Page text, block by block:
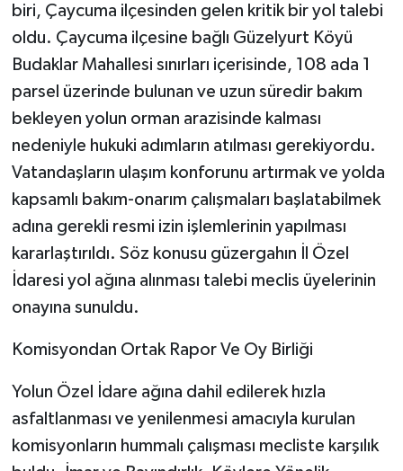
biri, Çaycuma ilçesinden gelen kritik bir yol talebi
oldu. Çaycuma ilçesine bağlı Güzelyurt Köyü
Budaklar Mahallesi sınırları içerisinde, 108 ada 1
parsel üzerinde bulunan ve uzun süredir bakım
bekleyen yolun orman arazisinde kalması
nedeniyle hukuki adımların atılması gerekiyordu.
Vatandaşların ulaşım konforunu artırmak ve yolda
kapsamlı bakım-onarım çalışmaları başlatabilmek
adına gerekli resmi izin işlemlerinin yapılması
kararlaştırıldı. Söz konusu güzergahın İl Özel
İdaresi yol ağına alınması talebi meclis üyelerinin
onayına sunuldu.
​Komisyondan Ortak Rapor Ve Oy Birliği
​Yolun Özel İdare ağına dahil edilerek hızla
asfaltlanması ve yenilenmesi amacıyla kurulan
komisyonların hummalı çalışması mecliste karşılık